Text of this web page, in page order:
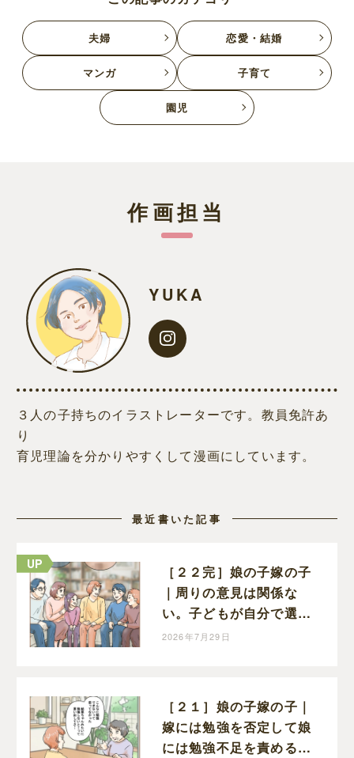
夫婦 恋愛・結婚
マンガ 子育て
園児
作画担当
YUKA
３人の子持ちのイラストレーターです。教員免許あ
り
育児理論を分かりやすくして漫画にしています。
最近書いた記事
［２２完］娘の子嫁の子
｜周りの意見は関係な
い。子どもが自分で選ん
だ道を信じることが親に
2026年7月29日
［２１］娘の子嫁の子｜
嫁には勉強を否定して娘
には勉強不足を責める。